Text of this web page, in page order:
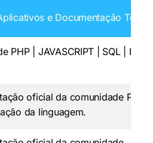
e Documentação
PHP | JAVASCRIPT | SQL |
oficial da comunidade PHP
da linguagem.